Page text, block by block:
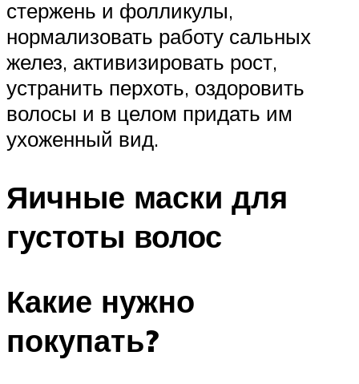
стержень и фолликулы,
нормализовать работу сальных
желез, активизировать рост,
устранить перхоть, оздоровить
волосы и в целом придать им
ухоженный вид.
Яичные маски для
густоты волос
Какие нужно
покупать?